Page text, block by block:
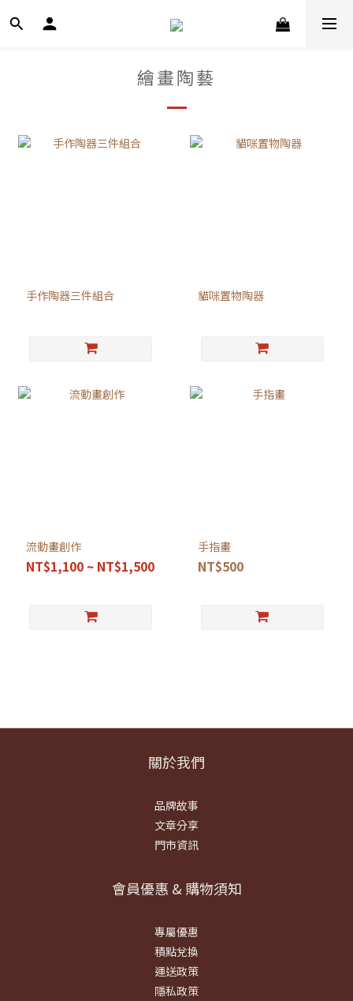
繪畫陶藝
手作陶器三件組合 貓咪置物陶器
流動畫創作
NT$1,100 ~ NT$1,500
手指畫
NT$500
關於我們
品牌故事
文章分享
門市資訊
會員優惠 & 購物須知
專屬優惠
積點兌換
運送政策
隱私政策